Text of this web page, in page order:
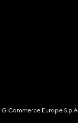
Commerce Europe